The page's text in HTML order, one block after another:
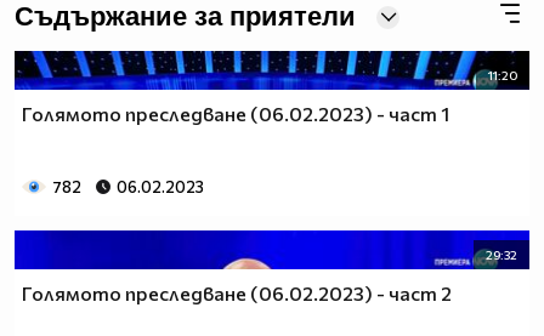
Съдържание за приятели
11:20
Голямото преследване (06.02.2023) - част 1
782 06.02.2023
29:32
Голямото преследване (06.02.2023) - част 2